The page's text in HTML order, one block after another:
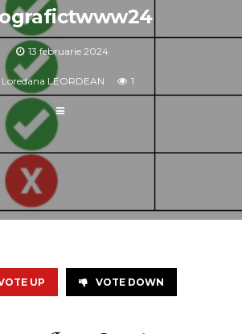
13 februarie 2024
Loredana LEORDEAN 1
UP VOTE DOWN